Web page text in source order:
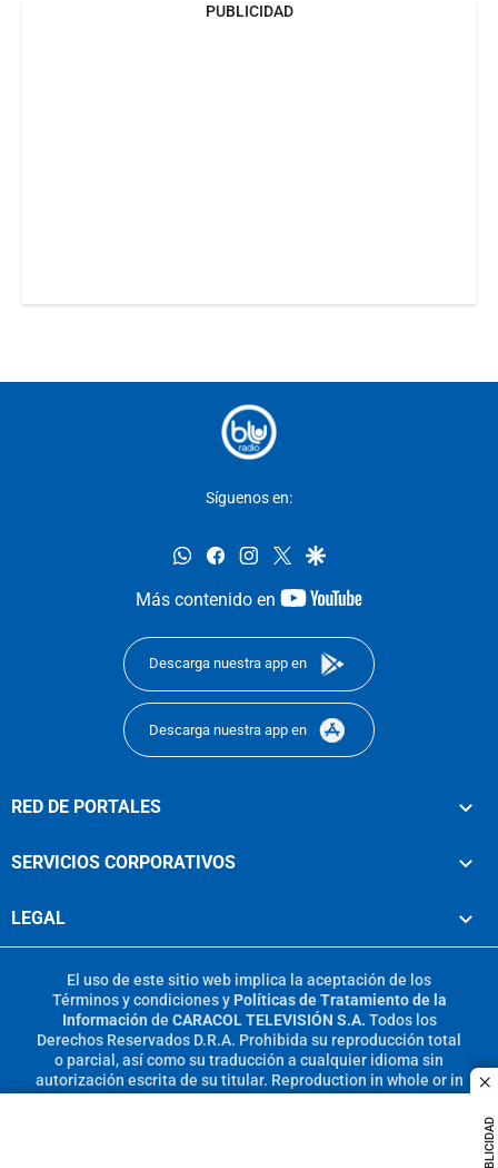
PUBLICIDAD
PUBLICIDAD
Síguenos en:
whatsappfacebookinstagram
twittergoogle
Más contenido en
youtube-
Descarga nuestra app en
Descarga nuestra app en
RED DE PORTALES
SERVICIOS CORPORATIVOS
LEGAL
El uso de este sitio web implica la aceptación de los
Términos y condicionesy Políticas de Tratamiento de la
Información de CARACOL TELEVISIÓN S.A. Todos los
Derechos Reservados D.R.A. Prohibida su reproducción total
o parcial, así como su traducción a cualquier idioma sin
autorización escrita de su titular. Reproduction in whole or in